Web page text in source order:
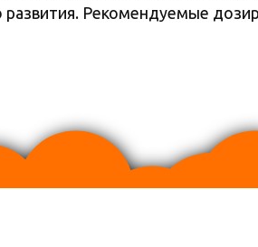
развития. Рекомендуемые